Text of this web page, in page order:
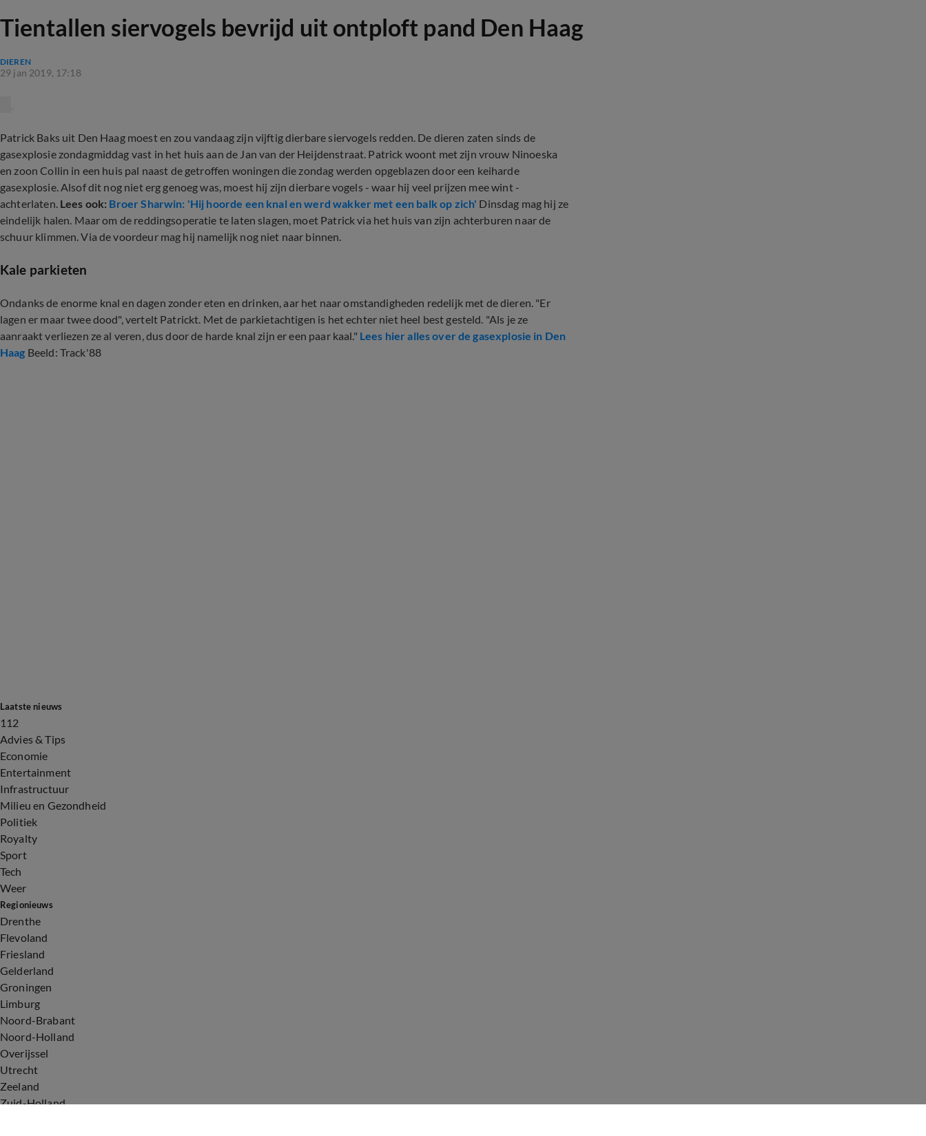
Tientallen siervogels bevrijd uit ontploft pand Den Haag
DIEREN
29 jan 2019, 17:18
Patrick Baks uit Den Haag moest en zou vandaag zijn vijftig dierbare siervogels redden. De dieren zaten sinds de
gasexplosie zondagmiddag vast in het huis aan de Jan van der Heijdenstraat. Patrick woont met zijn vrouw Ninoeska
en zoon Collin in een huis pal naast de getroffen woningen die zondag werden opgeblazen door een keiharde
gasexplosie. Alsof dit nog niet erg genoeg was, moest hij zijn dierbare vogels - waar hij veel prijzen mee wint -
achterlaten. Lees ook: Broer Sharwin: 'Hij hoorde een knal en werd wakker met een balk op zich' Dinsdag mag hij ze
eindelijk halen. Maar om de reddingsoperatie te laten slagen, moet Patrick via het huis van zijn achterburen naar de
schuur klimmen. Via de voordeur mag hij namelijk nog niet naar binnen.
Kale parkieten
Ondanks de enorme knal en dagen zonder eten en drinken, aar het naar omstandigheden redelijk met de dieren. "Er
lagen er maar twee dood", vertelt Patrickt. Met de parkietachtigen is het echter niet heel best gesteld. "Als je ze
aanraakt verliezen ze al veren, dus door de harde knal zijn er een paar kaal." Lees hier alles over de gasexplosie in Den
Haag Beeld: Track'88
Laatste nieuws
112
Advies & Tips
Economie
Entertainment
Infrastructuur
Milieu en Gezondheid
Politiek
Royalty
Sport
Tech
Weer
Regionieuws
Drenthe
Flevoland
Friesland
Gelderland
Groningen
Limburg
Noord-Brabant
Noord-Holland
Overijssel
Utrecht
Zeeland
Zuid-Holland